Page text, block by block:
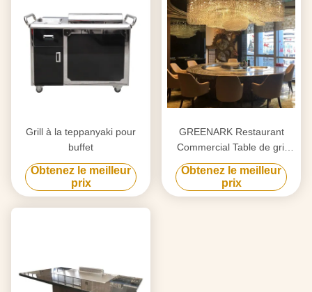
Grill à la teppanyaki pour
buffet
Obtenez le meilleur
prix
GREENARK Restaurant
Commercial Table de gril
électrique ronde Teppanyaki
Obtenez le meilleur
prix